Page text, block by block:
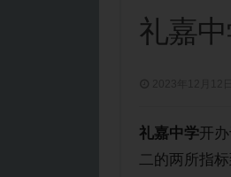
礼嘉
礼嘉中学开
二的两所指